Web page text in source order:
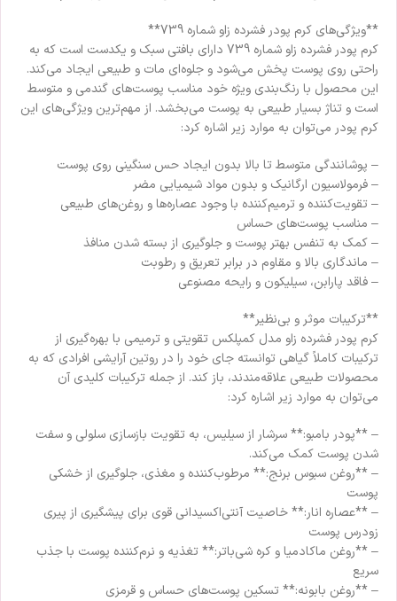
**ویژگی‌های کرم پودر فشرده زاو شماره 739**
کرم پودر فشرده زاو شماره 739 دارای بافتی سبک و یکدست است که به
راحتی روی پوست پخش می‌شود و جلوه‌ای مات و طبیعی ایجاد می‌کند.
این محصول با رنگ‌بندی ویژه خود مناسب پوست‌های گندمی و متوسط
است و تناژ بسیار طبیعی به پوست می‌بخشد. از مهم‌ترین ویژگی‌های این
کرم پودر می‌توان به موارد زیر اشاره کرد:
– پوشانندگی متوسط تا بالا بدون ایجاد حس سنگینی روی پوست
– فرمولاسیون ارگانیک و بدون مواد شیمیایی مضر
– تقویت‌کننده و ترمیم‌کننده با وجود عصاره‌ها و روغن‌های طبیعی
– مناسب پوست‌های حساس
– کمک به تنفس بهتر پوست و جلوگیری از بسته شدن منافذ
– ماندگاری بالا و مقاوم در برابر تعریق و رطوبت
– فاقد پارابن، سیلیکون و رایحه مصنوعی
**ترکیبات موثر و بی‌نظیر**
کرم پودر فشرده زاو مدل کمپلکس تقویتی و ترمیمی با بهره‌گیری از
ترکیبات کاملاً گیاهی توانسته جای خود را در روتین آرایشی افرادی که به
محصولات طبیعی علاقه‌مندند، باز کند. از جمله ترکیبات کلیدی آن
می‌توان به موارد زیر اشاره کرد:
– **پودر بامبو:** سرشار از سیلیس، به تقویت بازسازی سلولی و سفت
شدن پوست کمک می‌کند.
– **روغن سبوس برنج:** مرطوب‌کننده و مغذی، جلوگیری از خشکی
پوست
– **عصاره انار:** خاصیت آنتی‌اکسیدانی قوی برای پیشگیری از پیری
زودرس پوست
– **روغن ماکادمیا و کره شی‌باتر:** تغذیه و نرم‌کننده پوست با جذب
سریع
– **روغن بابونه:** تسکین پوست‌های حساس و قرمزی